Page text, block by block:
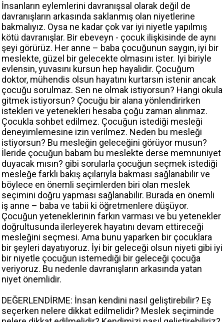
İnsanların eylemlerini davranışsal olarak değil de
davranışların arkasında saklanmış olan niyetlerine
bakmalıyız. Oysa ne kadar çok var iyi niyetle yapılmış
kötü davranışlar. Bir ebeveyn - çocuk ilişkisinde de aynı
şeyi görürüz. Her anne – baba çocuğunun saygın, iyi bir
meslekte, güzel bir gelecekte olmasını ister. Iyi biriyle
evlensin, yuvasını kursun hep hayalidir. Çocuğum
doktor, mühendis olsun hayatını kurtarsın istenir ancak
çocuğu sorulmaz. Sen ne olmak istiyorsun? Hangi okula
gitmek istiyorsun? Çocuğu bir alana yönlendirirken
istekleri ve yetenekleri hesaba çoğu zaman alınmaz.
Çocukla sohbet edilmez. Çocuğun istediği mesleği
deneyimlemesine izin verilmez. Neden bu mesleği
istiyorsun? Bu mesleğin geleceğini görüyor musun?
İleride çocuğun babam bu meslekte derse memnuniyet
duyacak mısın? gibi sorularla çocuğun seçmek istediği
mesleğe farklı bakış açılarıyla bakması sağlanabilir ve
böylece en önemli seçimlerden biri olan meslek
seçimini doğru yapması sağlanabilir. Burada en önemli
iş anne – baba ve tabii ki öğretmenlere düşüyor.
Çocuğun yeteneklerinin farkın varması ve bu yetenekler
doğrultusunda ilerleyerek hayatını devam ettireceği
mesleğini seçmesi. Ama bunu yaparken bir çocuklara
bir şeyleri dayatıyoruz. İyi bir geleceği olsun niyeti gibi iyi
bir niyetle çocuğun istemediği bir geleceği çocuğa
veriyoruz. Bu nedenle davranışların arkasında yatan
niyet önemlidir.
DEĞERLENDİRME: İnsan kendini nasıl geliştirebilir? Eş
seçerken nelere dikkat edilmelidir? Meslek seçiminde